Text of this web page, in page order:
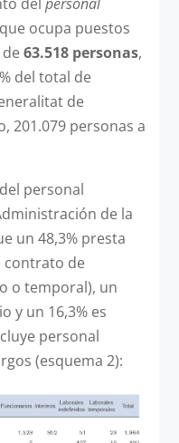
ocupa puestos
63.518 personas,
del total de
de
201.079 personas a
personal
de la
un 48,3% presta
contrato de
o temporal), un
y un 16,3% es
personal
(esquema 2):